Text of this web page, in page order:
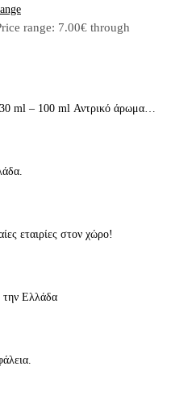
range: 7.00€ through
ml – 100 ml Αντρικό άρωμα…
εταιρίες στον χώρο!
Ελλάδα